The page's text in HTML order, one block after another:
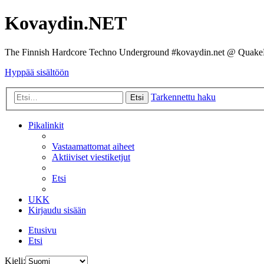
Kovaydin.NET
The Finnish Hardcore Techno Underground #kovaydin.net @
Hyppää sisältöön
Etsi Tarkennettu haku
Pikalinkit
Vastaamattomat aiheet
Aktiiviset viestiketjut
Etsi
UKK
Kirjaudu sisään
Etusivu
Etsi
Kieli: